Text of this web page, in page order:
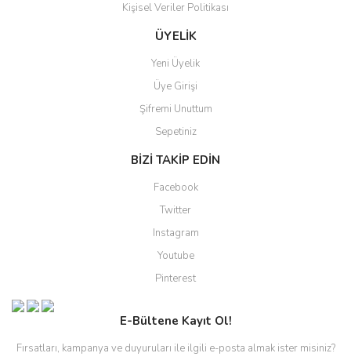
Kişisel Veriler Politikası
ÜYELİK
Yeni Üyelik
Üye Girişi
Şifremi Unuttum
Sepetiniz
BİZİ TAKİP EDİN
Facebook
Twitter
Instagram
Youtube
Pinterest
E-Bültene Kayıt Ol!
Fırsatları, kampanya ve duyuruları ile ilgili e-posta almak ister misiniz?